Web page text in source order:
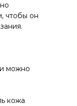
чтобы он
можно
кожа